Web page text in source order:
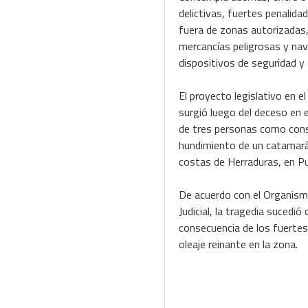
delictivas, fuertes
fuera de zonas
mercancías peligrosas y
dispositivos de seguridad
El proyecto legislativo en
surgió luego del deceso en
de tres personas como
hundimiento de un
costas de Herraduras, en
De acuerdo con el
Judicial, la tragedia sucedió
consecuencia de los
oleaje reinante en la zona.